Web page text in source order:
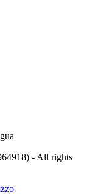
- All rights